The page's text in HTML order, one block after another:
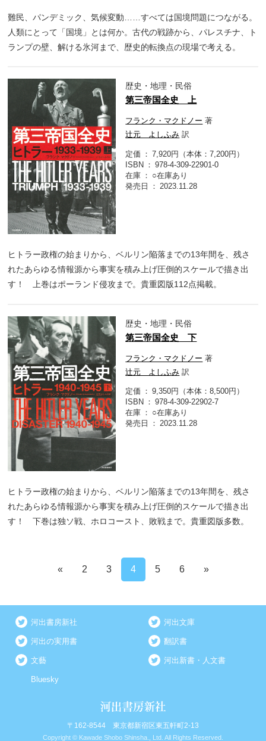
難民、パンデミック、気候変動……すべては国境問題につながる。
人類にとって「国境」とは何か。古代の戦跡から、パレスチナ、ト
ランプの壁、解ける氷河まで、歴史的転換点の現場で考える。
歴史・地理・民俗
第三帝国全史 上
フランク・マクドノー 著
辻元 よしふみ 訳
定価
7,920円（本体：7,200円）
ISBN
978-4-309-22901-0
在庫
○在庫あり
発売日
2023.11.28
ヒトラー政権の始まりから、ベルリン陥落までの13年間を、残さ
れたあらゆる情報源から事実を積み上げ圧倒的スケールで描き出
す！ 上巻はポーランド侵攻まで。貴重図版112点掲載。
歴史・地理・民俗
第三帝国全史 下
フランク・マクドノー 著
辻元 よしふみ 訳
定価
9,350円（本体：8,500円）
ISBN
978-4-309-22902-7
在庫
○在庫あり
発売日
2023.11.28
ヒトラー政権の始まりから、ベルリン陥落までの13年間を、残さ
れたあらゆる情報源から事実を積み上げ圧倒的スケールで描き出
す！ 下巻は独ソ戦、ホロコースト、敗戦まで。貴重図版多数。
« 2 3 4 5 6 »
河出書房新社 河出文庫
河出の実用書 翻訳書
文藝 河出新書・人文書
Bluesky
〒162-8544 東京都新宿区東五軒町2-13
Copyright © Kawade Shobo Shinsha., Ltd. All Rights Reserved.